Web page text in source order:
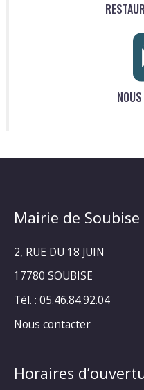
Mairie de Soubise
2, RUE DU 18 JUIN
17780 SOUBISE
Tél. : 05.46.84.92.04
Nous contacter
Horaires